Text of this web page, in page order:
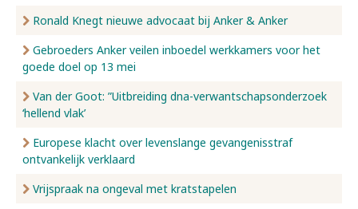
Ronald Knegt nieuwe advocaat bij Anker & Anker
Gebroeders Anker veilen inboedel werkkamers voor het
goede doel op 13 mei
Van der Goot: ”Uitbreiding dna-verwantschapsonderzoek
‘hellend vlak’
Europese klacht over levenslange gevangenisstraf
ontvankelijk verklaard
Vrijspraak na ongeval met kratstapelen